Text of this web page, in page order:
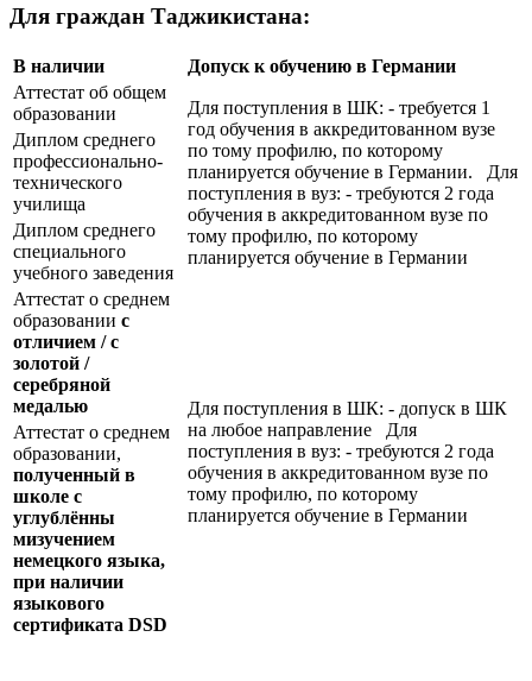
Для граждан Таджикистана:
В наличии
Допуск к обучению в Германии
Аттестат об общем
образовании
Для поступления в ШК: - требуется 1
год обучения в аккредитованном вузе
по тому профилю, по которому
планируется обучение в Германии. Для
поступления в вуз: - требуются 2 года
обучения в аккредитованном вузе по
тому профилю, по которому
планируется обучение в Германии
Диплом среднего
профессионально-
технического
училища
Диплом среднего
специального
учебного заведения
Аттестат о среднем
образовании с
отличием / с
золотой /
серебряной
медалью
Для поступления в ШК: - допуск в ШК
на любое направление Для
поступления в вуз: - требуются 2 года
обучения в аккредитованном вузе по
тому профилю, по которому
планируется обучение в Германии
Аттестат о среднем
образовании,
полученный в
школе с
углублённы
мизучением
немецкого языка,
при наличии
языкового
сертификата DSD